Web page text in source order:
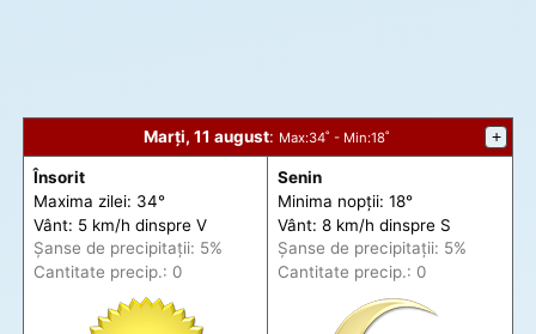
Marți, 11 august: Max:34˚ - Min:18˚ +
Însorit
Maxima zilei: 34°
Vânt: 5 km/h dinspre V
Șanse de precipitații: 5%
Cantitate precip.: 0
Senin
Minima nopții: 18°
Vânt: 8 km/h dinspre S
Șanse de precipitații: 5%
Cantitate precip.: 0